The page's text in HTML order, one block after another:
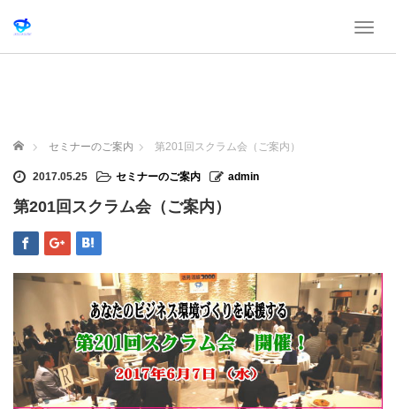
T
o
n
ホーム セミナーのご案内 第201回スクラム会（ご案内）
2017.05.25 セミナーのご案内 admin
第201回スクラム会（ご案内）